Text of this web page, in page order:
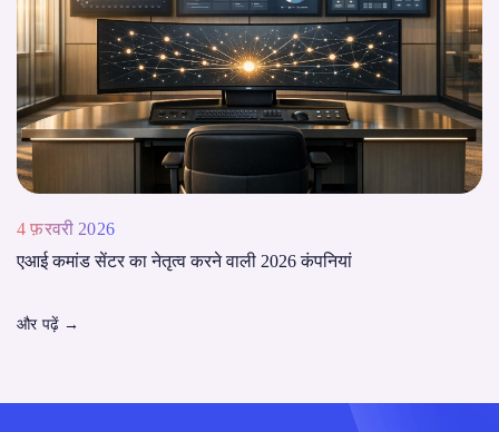
4 फ़रवरी 2026
एआई कमांड सेंटर का नेतृत्व करने वाली 2026 कंपनियां
और पढ़ें →